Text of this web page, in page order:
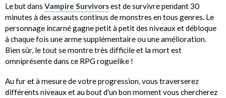
Le but dans Vampire Survivorsest de survivre pendant 30
minutes à des assauts continus de monstres en tous genres. Le
personnage incarné gagne petit à petit des niveaux et débloque
à chaque fois une arme supplémentaire ou une amélioration.
Bien sûr, le tout se montre très difficile et la mort est
omniprésente dans ce RPG roguelike !
Au fur et à mesure de votre progression, vous traverserez
différents niveaux et au bout d'un bon moment vous chercherez